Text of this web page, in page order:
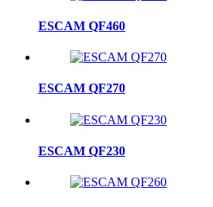
ESCAM QF460
ESCAM QF270
ESCAM QF230